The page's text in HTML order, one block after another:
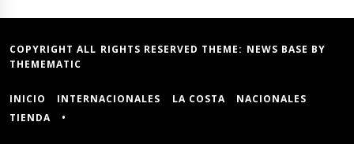
COPYRIGHT ALL RIGHTS RESERVED THEME: NEWS BASE BY
THEMEMATIC
INICIO INTERNACIONALES LA COSTA
NACIONALES
TIENDA
•